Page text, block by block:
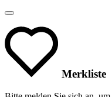
Merkliste